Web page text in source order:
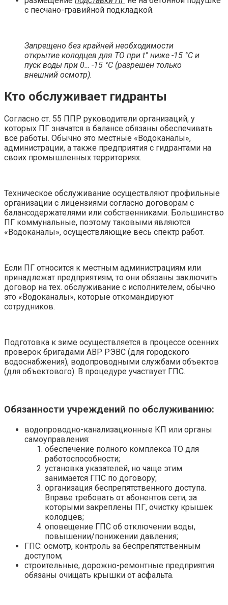
с песчано-гравийной подкладкой.
Запрещено без крайней необходимости
открытие колодцев для ТО при t° ниже -15 °C и
пуск воды при 0… -15 °C (разрешен только
внешний осмотр).
Кто обслуживает гидранты
Согласно ст. 55 ППР руководители организаций, у
которых ПГ значатся в балансе обязаны обеспечивать
все работы. Обычно это местные «Водоканалы»,
администрации, а также предприятия с гидрантами на
своих промышленных территориях.
Техническое обслуживание осуществляют профильные
организации с лицензиями согласно договорам с
балансодержателями или собственниками. Большинство
ПГ коммунальные, поэтому таковыми являются
«Водоканалы», осуществляющие весь спектр работ.
Если ПГ относится к местным администрациям или
принадлежат предприятиям, то они обязаны заключить
договор на тех. обслуживание с исполнителем, обычно
это «Водоканалы», которые откомандируют
сотрудников.
Подготовка к зиме осуществляется в процессе осенних
проверок бригадами АВР РЭВС (для городского
водоснабжения), водопроводными службами объектов
(для объектового). В процедуре участвует ГПС.
Обязанности учреждений по обслуживанию:
водопроводно-канализационные КП или органы
самоуправления:
обеспечение полного комплекса ТО для
работоспособности;
установка указателей, но чаще этим
занимается ГПС по договору;
организация беспрепятственного доступа.
Вправе требовать от абонентов сети, за
которыми закреплены ПГ, очистку крышек
колодцев;
оповещение ГПС об отключении воды,
повышении/понижении давления;
ГПС: осмотр, контроль за беспрепятственным
доступом;
строительные, дорожно-ремонтные предприятия
обязаны очищать крышки от асфальта.